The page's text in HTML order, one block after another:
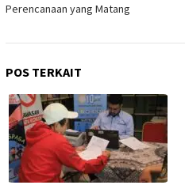
Perencanaan yang Matang
POS TERKAIT